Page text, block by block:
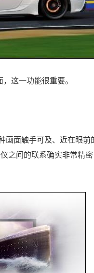
这一功能很重要。
面触手可及、近在眼前
之间的联系确实非常精